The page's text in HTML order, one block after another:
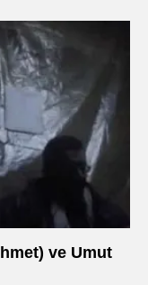
ve Umut